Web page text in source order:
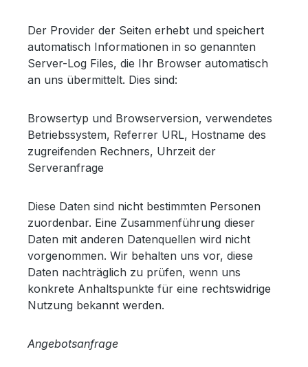
Der Provider der Seiten erhebt und speichert
automatisch Informationen in so genannten
Server-Log Files, die Ihr Browser automatisch
an uns übermittelt. Dies sind:
Browsertyp und Browserversion, verwendetes
Betriebssystem, Referrer URL, Hostname des
zugreifenden Rechners, Uhrzeit der
Serveranfrage
Diese Daten sind nicht bestimmten Personen
zuordenbar. Eine Zusammenführung dieser
Daten mit anderen Datenquellen wird nicht
vorgenommen. Wir behalten uns vor, diese
Daten nachträglich zu prüfen, wenn uns
konkrete Anhaltspunkte für eine rechtswidrige
Nutzung bekannt werden.
Angebotsanfrage